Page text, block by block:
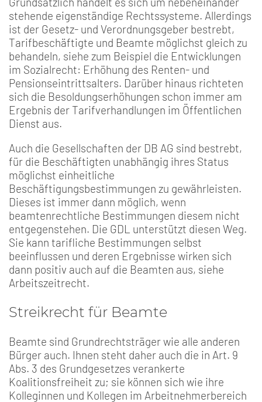
stehende eigenständige Rechtssysteme. Allerdings
ist der Gesetz- und Verordnungsgeber bestrebt,
Tarifbeschäftigte und Beamte möglichst gleich zu
behandeln, siehe zum Beispiel die Entwicklungen
im Sozialrecht: Erhöhung des Renten- und
Pensionseintrittsalters. Darüber hinaus richteten
sich die Besoldungserhöhungen schon immer am
Ergebnis der Tarifverhandlungen im Öffentlichen
Dienst aus.
Auch die Gesellschaften der DB AG sind bestrebt,
für die Beschäftigten unabhängig ihres Status
möglichst einheitliche
Beschäftigungsbestimmungen zu gewährleisten.
Dieses ist immer dann möglich, wenn
beamtenrechtliche Bestimmungen diesem nicht
entgegenstehen. Die GDL unterstützt diesen Weg.
Sie kann tarifliche Bestimmungen selbst
beeinflussen und deren Ergebnisse wirken sich
dann positiv auch auf die Beamten aus, siehe
Arbeitszeitrecht.
Streikrecht für Beamte
Beamte sind Grundrechtsträger wie alle anderen
Bürger auch. Ihnen steht daher auch die in Art. 9
Abs. 3 des Grundgesetzes verankerte
Koalitionsfreiheit zu; sie können sich wie ihre
Kolleginnen und Kollegen im Arbeitnehmerbereich